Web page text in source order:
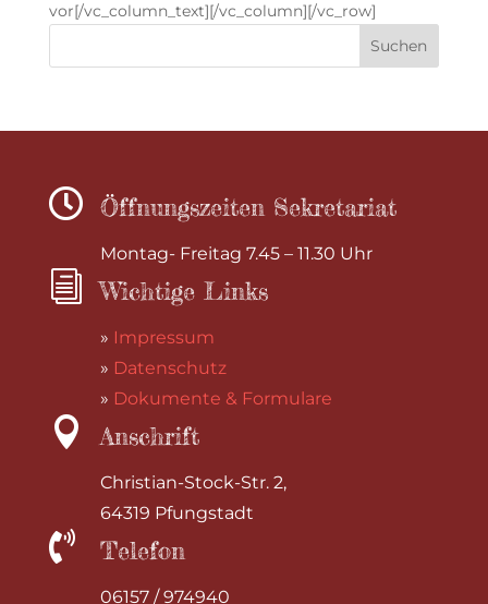
vor[/vc_column_text][/vc_column][/vc_row]
 Öffnungszeiten Sekretariat
Montag- Freitag 7.45 – 11.30 Uhr
i Wichtige Links
» Impressum
» Datenschutz
» Dokumente & Formulare
 Anschrift
Christian-Stock-Str. 2,
64319 Pfungstadt
 Telefon
06157 / 974940